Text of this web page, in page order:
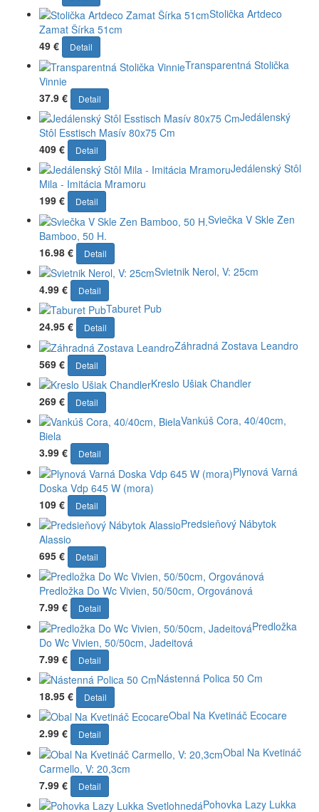
Stolička Artdeco
Zamat Šírka 51cm
49 €
Detail
Transparentná Stolička
Vinnie
37.9 €
Detail
Jedálenský
Stôl Esstisch Masív 80x75 Cm
409 €
Detail
Jedálenský Stôl
Mila - Imitácia Mramoru
199 €
Detail
Sviečka V Skle Zen
Bamboo, 50 H.
16.98 €
Detail
Svietnik Nerol, V: 25cm
4.99 €
Detail
Taburet Pub
24.95 €
Detail
Záhradná Zostava Leandro
569 €
Detail
Kreslo Ušiak Chandler
269 €
Detail
Vankúš Cora, 40/40cm,
Biela
3.99 €
Detail
Plynová Varná
Doska Vdp 645 W (mora)
109 €
Detail
Predsieňový Nábytok
Alassio
695 €
Detail
Predložka Do Wc Vivien, 50/50cm, Orgovánová
7.99 €
Detail
Predložka
Do Wc Vivien, 50/50cm, Jadeitová
7.99 €
Detail
Nástenná Polica 50 Cm
18.95 €
Detail
Obal Na Kvetináč Ecocare
2.99 €
Detail
Obal Na Kvetináč
Carmello, V: 20,3cm
7.99 €
Detail
Pohovka Lazy Lukka